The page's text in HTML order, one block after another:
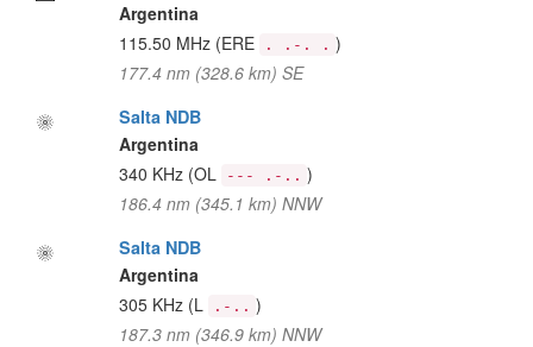
Argentina
115.50 MHz (ERE . .-. . )
177.4 nm (328.6 km) SE
Salta NDB
Argentina
340 KHz (OL --- .-.. )
186.4 nm (345.1 km) NNW
Salta NDB
Argentina
305 KHz (L .-.. )
187.3 nm (346.9 km) NNW